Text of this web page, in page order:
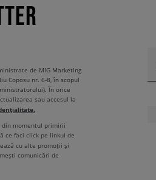
de MIG Marketing
Coposu nr. 6-8, în scopul
În orice
sau accesul la
din momentul primirii
ce faci click pe linkul de
cu alte promoții și
comunicări de